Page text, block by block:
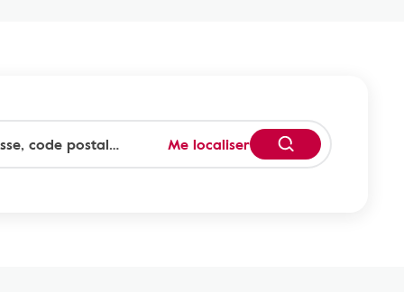
Me localiser